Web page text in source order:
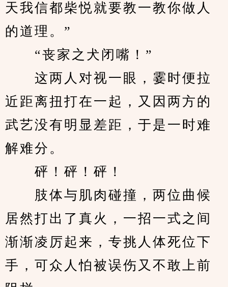
天我信都柴悦就要教一教你做人
的道理。”
“丧家之犬闭嘴！”
这两人对视一眼，霎时便拉
近距离扭打在一起，又因两方的
武艺没有明显差距，于是一时难
解难分。
砰！砰！砰！
肢体与肌肉碰撞，两位曲候
居然打出了真火，一招一式之间
渐渐凌厉起来，专挑人体死位下
手，可众人怕被误伤又不敢上前